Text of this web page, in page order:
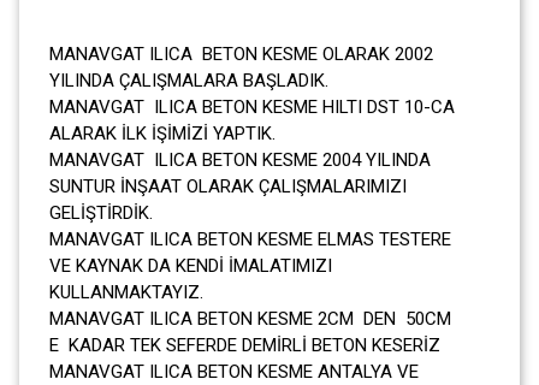
MANAVGAT ILICA BETON KESME OLARAK 2002
YILINDA ÇALIŞMALARA BAŞLADIK.
MANAVGAT ILICA BETON KESME HILTI DST 10-CA
ALARAK İLK İŞİMİZİ YAPTIK.
MANAVGAT ILICA BETON KESME 2004 YILINDA
SUNTUR İNŞAAT OLARAK ÇALIŞMALARIMIZI
GELİŞTİRDİK.
MANAVGAT ILICA BETON KESME ELMAS TESTERE
VE KAYNAK DA KENDİ İMALATIMIZI
KULLANMAKTAYIZ.
MANAVGAT ILICA BETON KESME 2CM DEN 50CM
E KADAR TEK SEFERDE DEMİRLİ BETON KESERİZ
MANAVGAT ILICA BETON KESME ANTALYA VE